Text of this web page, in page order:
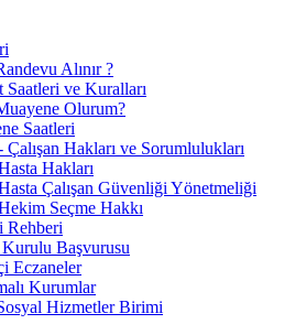
Alınır ?
Saatleri ve Kuralları
Olurum?
Saatleri
Çalışan Hakları ve Sorumlulukları
Hakları
Çalışan Güvenliği Yönetmeliği
Seçme Hakkı
Rehberi
Kurulu Başvurusu
Eczaneler
Kurumlar
Hizmetler Birimi